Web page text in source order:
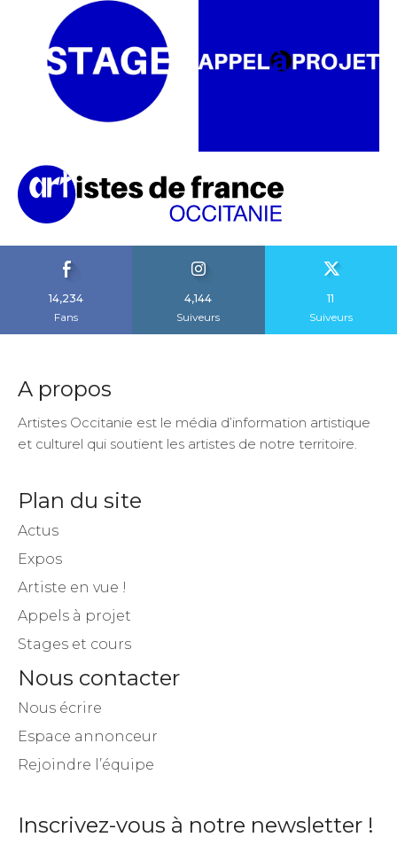
14,234
Fans
4,144
Suiveurs
11
Suiveurs
A propos
Artistes Occitanie est le média d’information artistique
et culturel qui soutient les artistes de notre territoire.
Plan du site
Actus
Expos
Artiste en vue !
Appels à projet
Stages et cours
Nous contacter
Nous écrire
Espace annonceur
Rejoindre l’équipe
Inscrivez-vous à notre newsletter !